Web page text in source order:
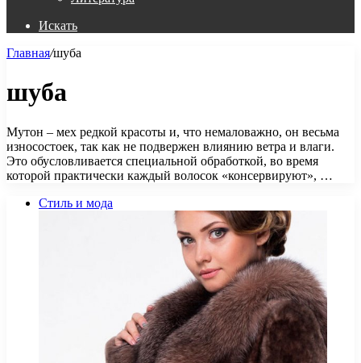
Искать
Главная/шуба
шуба
Мутон – мех редкой красоты и, что немаловажно, он весьма
износостоек, так как не подвержен влиянию ветра и влаги.
Это обусловливается специальной обработкой, во время
которой практически каждый волосок «консервируют», …
Стиль и мода